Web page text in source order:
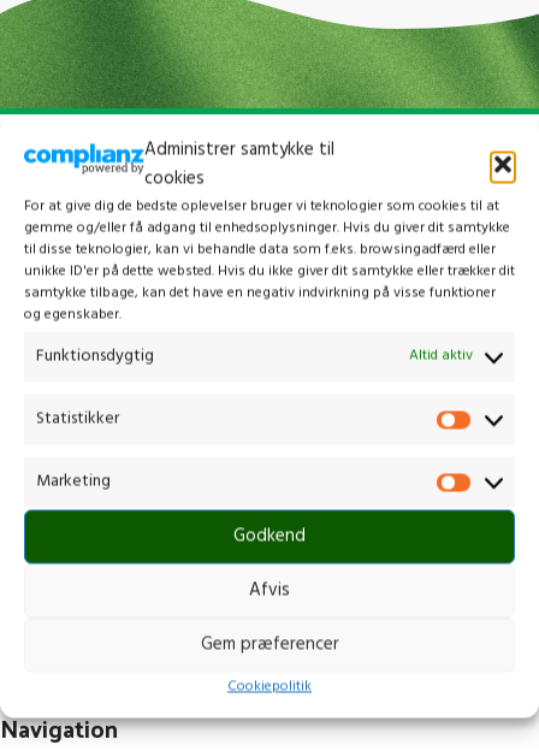
Administrer samtykke til
cookies
For at give dig de bedste oplevelser bruger vi teknologier som cookies til at
gemme og/eller få adgang til enhedsoplysninger. Hvis du giver dit samtykke
til disse teknologier, kan vi behandle data som f.eks. browsingadfærd eller
unikke ID'er på dette websted. Hvis du ikke giver dit samtykke eller trækker dit
samtykke tilbage, kan det have en negativ indvirkning på visse funktioner
og egenskaber.
Funktionsdygtig Altid aktiv
Statistikker
Marketing
Godkend
Afvis
Gem præferencer
Cookiepolitik
Gammelmark 1, 6630 Rødding
post@stops.dk
Navigation